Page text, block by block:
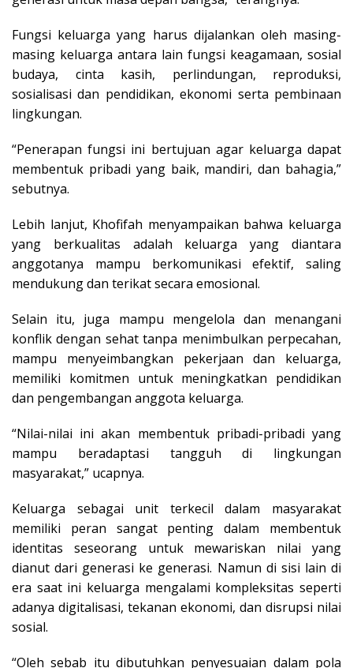
Fungsi keluarga yang harus dijalankan oleh masing-
masing keluarga antara lain fungsi keagamaan, sosial
budaya, cinta kasih, perlindungan, reproduksi,
sosialisasi dan pendidikan, ekonomi serta pembinaan
lingkungan.
“Penerapan fungsi ini bertujuan agar keluarga dapat
membentuk pribadi yang baik, mandiri, dan bahagia,”
sebutnya.
Lebih lanjut, Khofifah menyampaikan bahwa keluarga
yang berkualitas adalah keluarga yang diantara
anggotanya mampu berkomunikasi efektif, saling
mendukung dan terikat secara emosional.
Selain itu, juga mampu mengelola dan menangani
konflik dengan sehat tanpa menimbulkan perpecahan,
mampu menyeimbangkan pekerjaan dan keluarga,
memiliki komitmen untuk meningkatkan pendidikan
dan pengembangan anggota keluarga.
“Nilai-nilai ini akan membentuk pribadi-pribadi yang
mampu beradaptasi tangguh di lingkungan
masyarakat,” ucapnya.
Keluarga sebagai unit terkecil dalam masyarakat
memiliki peran sangat penting dalam membentuk
identitas seseorang untuk mewariskan nilai yang
dianut dari generasi ke generasi. Namun di sisi lain di
era saat ini keluarga mengalami kompleksitas seperti
adanya digitalisasi, tekanan ekonomi, dan disrupsi nilai
sosial.
“Oleh sebab itu dibutuhkan penyesuaian dalam pola